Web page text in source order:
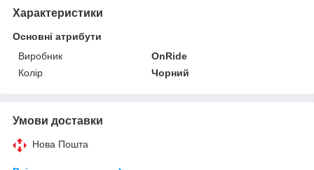
Характеристики
Основні атрибути
Виробник
OnRide
Колір
Чорний
Умови доставки
Нова Пошта